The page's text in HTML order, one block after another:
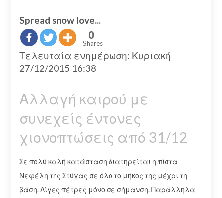
Spread snow love...
0
Shares
Τελευταία ενημέρωση: Κυριακή
27/12/2015 16:38
Αλλαγή καιρού με
συνεχείς έντονες
χιονοπτώσεις από 31/12
Σε πολύ καλή κατάσταση διατηρείται η πίστα
Νεφέλη της Στύγας σε όλο το μήκος της μέχρι τη
βάση. Λίγες πέτρες μόνο σε σήμανση. Παράλληλα